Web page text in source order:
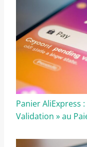
Panier AliExpress
Validation » au